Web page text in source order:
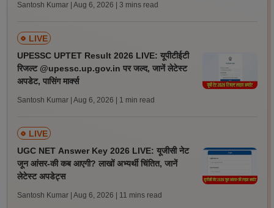
Santosh Kumar | Aug 6, 2026 | 3 mins read
LIVE
UPESSC UPTET Result 2026 LIVE: यूपीटीईटी
रिजल्ट @upessc.up.gov.in पर जल्द, जानें लेटेस्ट
अपडेट, पासिंग मार्क्स
Santosh Kumar | Aug 6, 2026 | 1 min read
LIVE
UGC NET Answer Key 2026 LIVE: यूजीसी नेट
जून आंसर-की कब आएगी? लाखों अभ्यर्थी चिंतित, जानें
लेटेस्ट अपडेट्स
Santosh Kumar | Aug 6, 2026 | 11 mins read